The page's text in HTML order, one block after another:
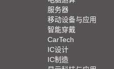
服务器
移动设备与应用
智能穿戴
CarTech
IC设计
IC制造